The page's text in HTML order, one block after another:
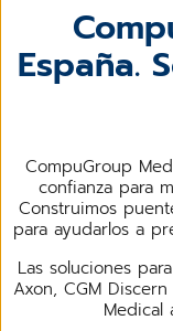
España.
CompuGroup
confianza para
Construimos
para ayudarlos a
Las soluciones
Axon, CGM
Medical